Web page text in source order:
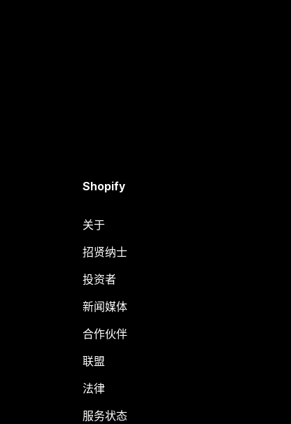
Shopify
关于
招贤纳士
投资者
新闻媒体
合作伙伴
联盟
法律
服务状态